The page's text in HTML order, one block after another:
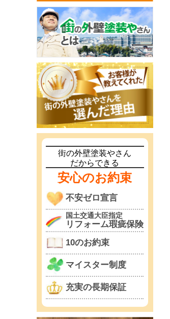
街の外壁塗装やさん
だからできる
安心のお約束
不安ゼロ宣言
国土交通大臣指定
リフォーム瑕疵保険
10のお約束
マイスター制度
充実の長期保証